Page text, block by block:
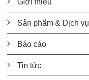
Giới thiệu
Sản phẩm & Dịch vụ
Báo cáo
Tin tức